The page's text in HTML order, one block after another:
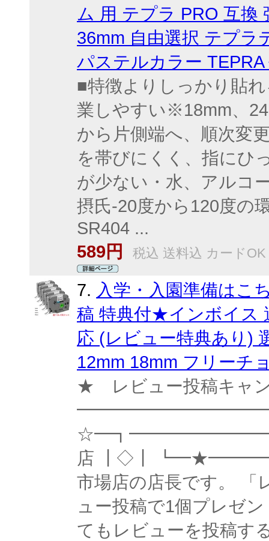
ム 用 テプラ PRO 互換
36mm 自由選択 テプラ
パステルカラー TEPRA
■特徴よりしっかり貼
業しやすい※18mm、
から片側端へ、順次変
を帯びにくく、指にひ
が少ない・水、アルコ
摂氏-20度から120度の
SR404 ...
589円
税込 送料込 カードOK
7. 入学・入園準備はこ
稿 特典付★インボイス
応 (レビュー特典あり)
12mm 18mm フリーチ
★ レビュー投稿キャ
店 ┃◇┃
市場店の店長です。 「
ュー投稿で1個プレゼ
てもレビューを投稿す